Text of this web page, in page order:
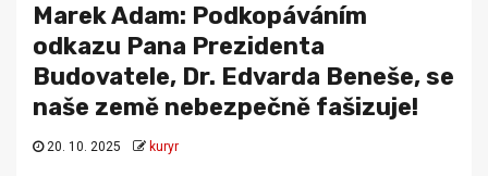
Marek Adam: Podkopáváním
odkazu Pana Prezidenta
Budovatele, Dr. Edvarda Beneše, se
naše země nebezpečně fašizuje!
20. 10. 2025 kuryr